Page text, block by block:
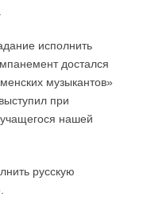
исполнить
достался
музыкантов»
при
нашей
русскую